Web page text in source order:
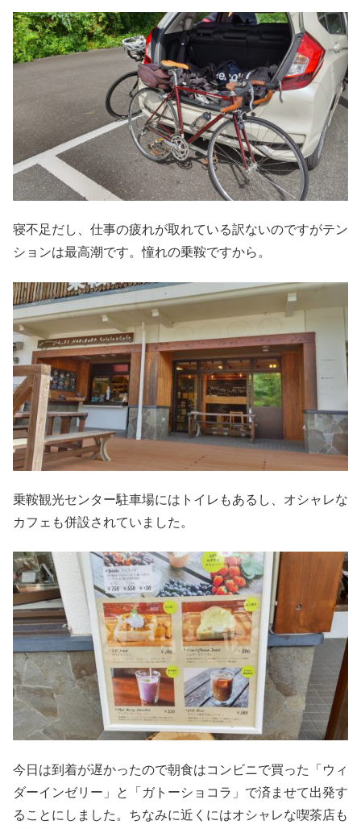
寝不足だし、仕事の疲れが取れている訳ないのですがテン
ションは最高潮です。憧れの乗鞍ですから。
乗鞍観光センター駐車場にはトイレもあるし、オシャレな
カフェも併設されていました。
今日は到着が遅かったので朝食はコンビニで買った「ウィ
ダーインゼリー」と「ガトーショコラ」で済ませて出発す
ることにしました。ちなみに近くにはオシャレな喫茶店も